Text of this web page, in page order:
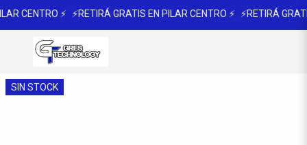
CENTRO ⚡ ⚡RETIRÁ GRATIS EN PILAR CENTRO ⚡ ⚡RETIRÁ
SIN STOCK